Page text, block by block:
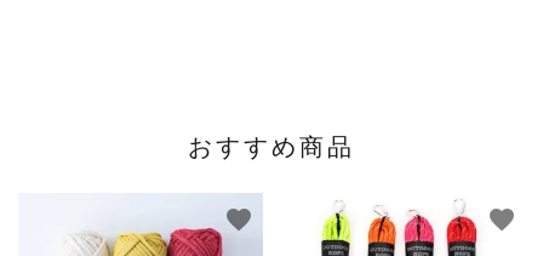
おすすめ商品
favorite favorite